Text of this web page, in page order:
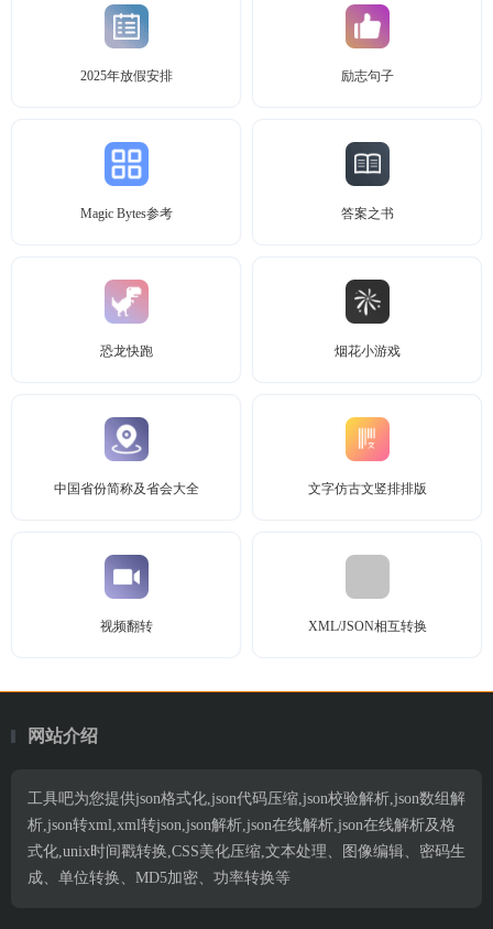
2025年放假安排 励志句子
Magic Bytes参考 答案之书
恐龙快跑 烟花小游戏
中国省份简称及省会大全 文字仿古文竖排排版
视频翻转 XML/JSON相互转换
网站介绍
工具吧为您提供json格式化,json代码压缩,json校验解析,json数组解
析,json转xml,xml转json,json解析,json在线解析,json在线解析及格
式化,unix时间戳转换,CSS美化压缩,文本处理、图像编辑、密码生
成、单位转换、MD5加密、功率转换等